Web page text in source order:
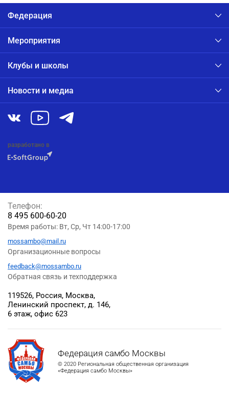
Федерация
Мероприятия
Клубы и школы
Новости и медиа
разработано в
Федерация самбо Москвы
© 2020 Региональная общественная организация
«Федерация самбо Москвы»
119526, Россия, Москва,
Ленинский проспект, д. 146,
6 этаж, офис 623
Телефон:
8 495 600-60-20
Время работы: Вт, Ср, Чт 14:00-17:00
mossambo@mail.ru
Организационные вопросы
feedback@mossambo.ru
Обратная связь и техподдержка